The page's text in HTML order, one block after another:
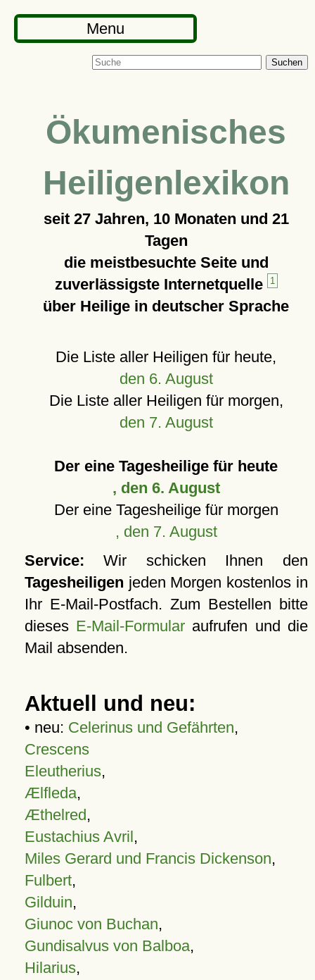
Menu
Suchen
Ökumenisches
Heiligenlexikon
seit 27 Jahren, 10 Monaten und 21
Tagen
die meistbesuchte Seite und
zuverlässigste Internetquelle
1
über Heilige in deutscher Sprache
Die Liste aller Heiligen für heute,
den 6. August
Die Liste aller Heiligen für morgen,
den 7. August
Der eine Tagesheilige für heute
, den 6. August
Der eine Tagesheilige für morgen
, den 7. August
Service: Wir schicken Ihnen den
Tagesheiligen jeden Morgen kostenlos in
Ihr E-Mail-Postfach. Zum Bestellen bitte
dieses E-Mail-Formular aufrufen und die
Mail absenden.
Aktuell und neu:
• neu: Celerinus und Gefährten,
Crescens
Eleutherius,
Ælfleda,
Æthelred,
Eustachius Avril,
Miles Gerard und Francis Dickenson,
Fulbert,
Gilduin,
Giunoc von Buchan,
Gundisalvus von Balboa,
Hilarius,